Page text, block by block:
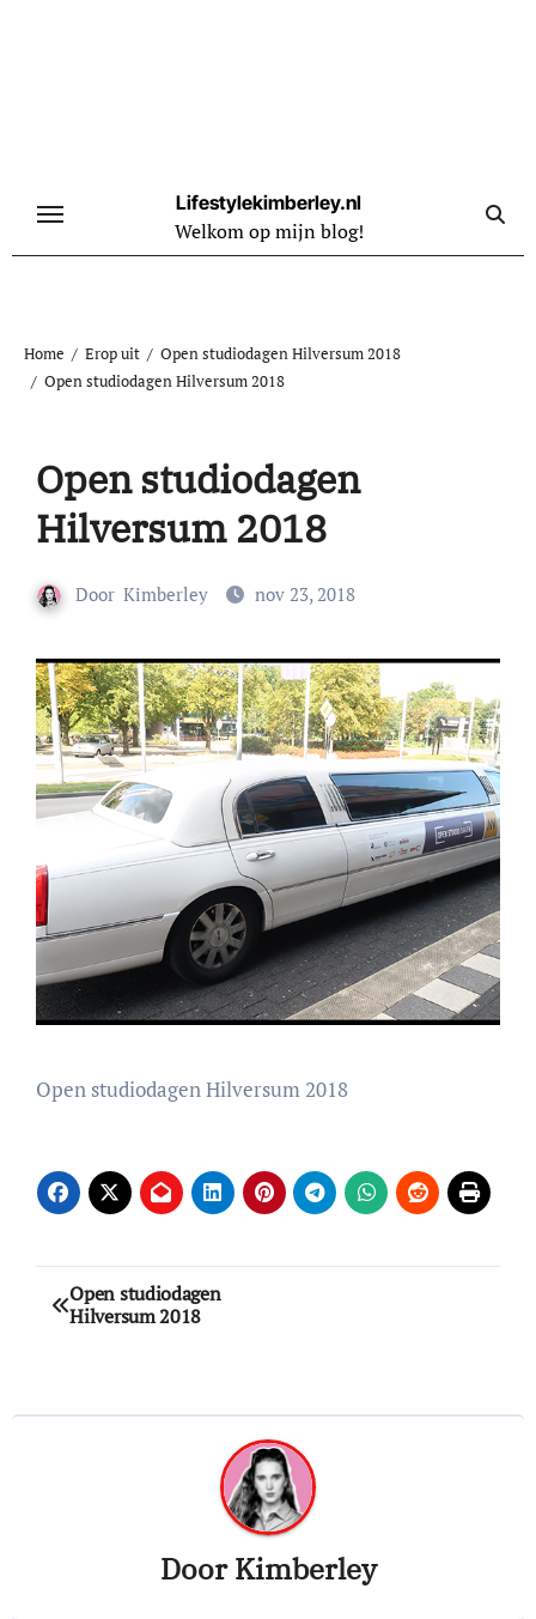
Lifestylekimberley.nl
Welkom op mijn blog!
Home Erop uit
Open studiodagen Hilversum 2018
Open studiodagen Hilversum 2018
Open studiodagen
Hilversum 2018
Door Kimberley nov 23, 2018
Open studiodagen Hilversum 2018
Bericht
navigatie
Open studiodagen
Hilversum 2018
DoorKimberley